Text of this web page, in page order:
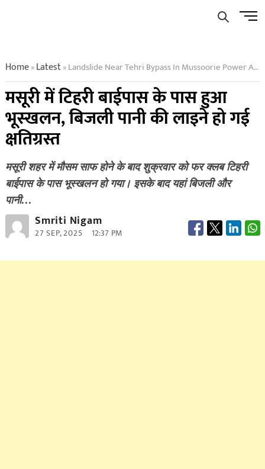
Menu
Home»Latest»Landslide Near Tehri Bypass In Mussoorie Power And Water Lines Damaged
मसूरी में टिहरी बाईपास के पास हुआ
भूस्खलन, बिजली पानी की लाइने हो गई
क्षतिग्रस्त
मसूरी शहर में मौसम साफ होने के बाद शुक्रवार को फर क्लब टिहरी
बाईपास के पास भूस्खलन हो गया। इसके बाद यहां बिजली और
पानी…
Smriti Nigam
27 SEP, 2025 12:37 PM